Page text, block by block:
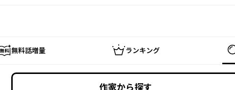
無料話増量 ランキング
作家から探す